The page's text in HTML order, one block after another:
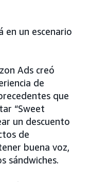
en un escenario
Ads creó
de
que
“Sweet
un descuento
de
buena voz,
sándwiches.